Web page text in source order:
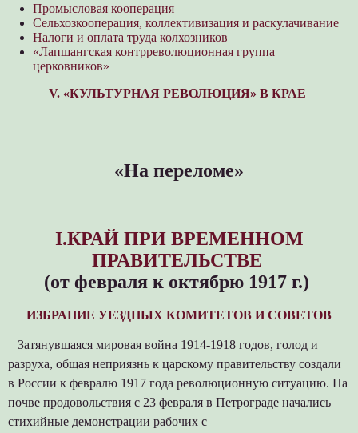
Промысловая кооперация
Сельхозкооперация, коллективизация и раскулачивание
Налоги и оплата труда колхозников
«Лапшангская контрреволюционная группа
церковников»
V. «КУЛЬТУРНАЯ РЕВОЛЮЦИЯ» В КРАЕ
«На переломе»
I.КРАЙ ПРИ ВРЕМЕННОМ
ПРАВИТЕЛЬСТВЕ
(от февраля к октябрю 1917 г.)
ИЗБРАНИЕ УЕЗДНЫХ КОМИТЕТОВ И СОВЕТОВ
Затянувшаяся мировая война 1914-1918 годов, голод и
разруха, общая неприязнь к царскому правительству создали
в России к февралю 1917 года революционную ситуацию. На
почве продовольствия с 23 февраля в Петрограде начались
стихийные демонстрации рабочих с